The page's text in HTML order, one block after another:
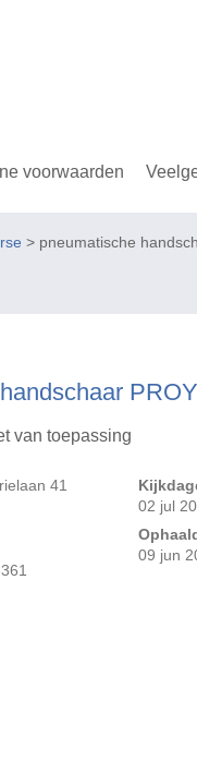
voorwaarden
> pneumatische
van toepassing
41
02 jul
09 jun